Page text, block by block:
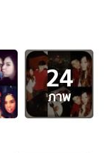
24
ภาพ